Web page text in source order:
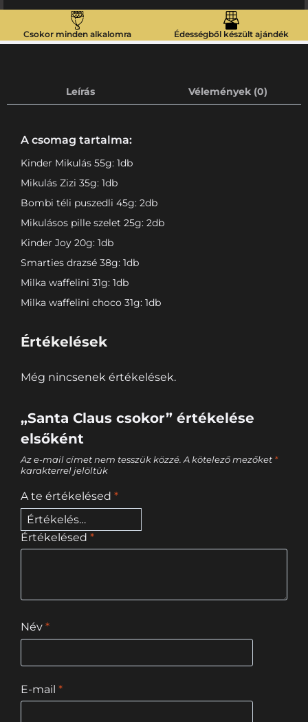
Csokor minden alkalomra Édességből készült ajándék
Leírás Vélemények (0)
A csomag tartalma:
Kinder Mikulás 55g: 1db
Mikulás Zizi 35g: 1db
Bombi téli puszedli 45g: 2db
Mikulásos pille szelet 25g: 2db
Kinder Joy 20g: 1db
Smarties drazsé 38g: 1db
Milka waffelini 31g: 1db
Milka waffelini choco 31g: 1db
Értékelések
Még nincsenek értékelések.
„Santa Claus csokor” értékelése
elsőként
Az e-mail címet nem tesszük közzé. A kötelező mezőket *
karakterrel jelöltük
A te értékelésed *
Értékelésed *
Név *
E-mail *